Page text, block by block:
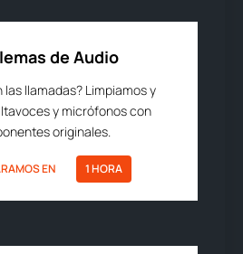
de Audio
las llamadas? Limpiamos y
y micrófonos con
originales.
EN 1 HORA